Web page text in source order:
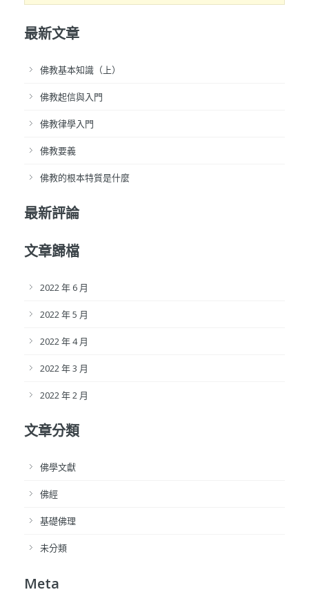
最新文章
佛教基本知識（上）
佛教起信與入門
佛教律學入門
佛教要義
佛教的根本特質是什麼
最新評論
文章歸檔
2022 年 6 月
2022 年 5 月
2022 年 4 月
2022 年 3 月
2022 年 2 月
文章分類
佛學文獻
佛經
基礎佛理
未分類
Meta